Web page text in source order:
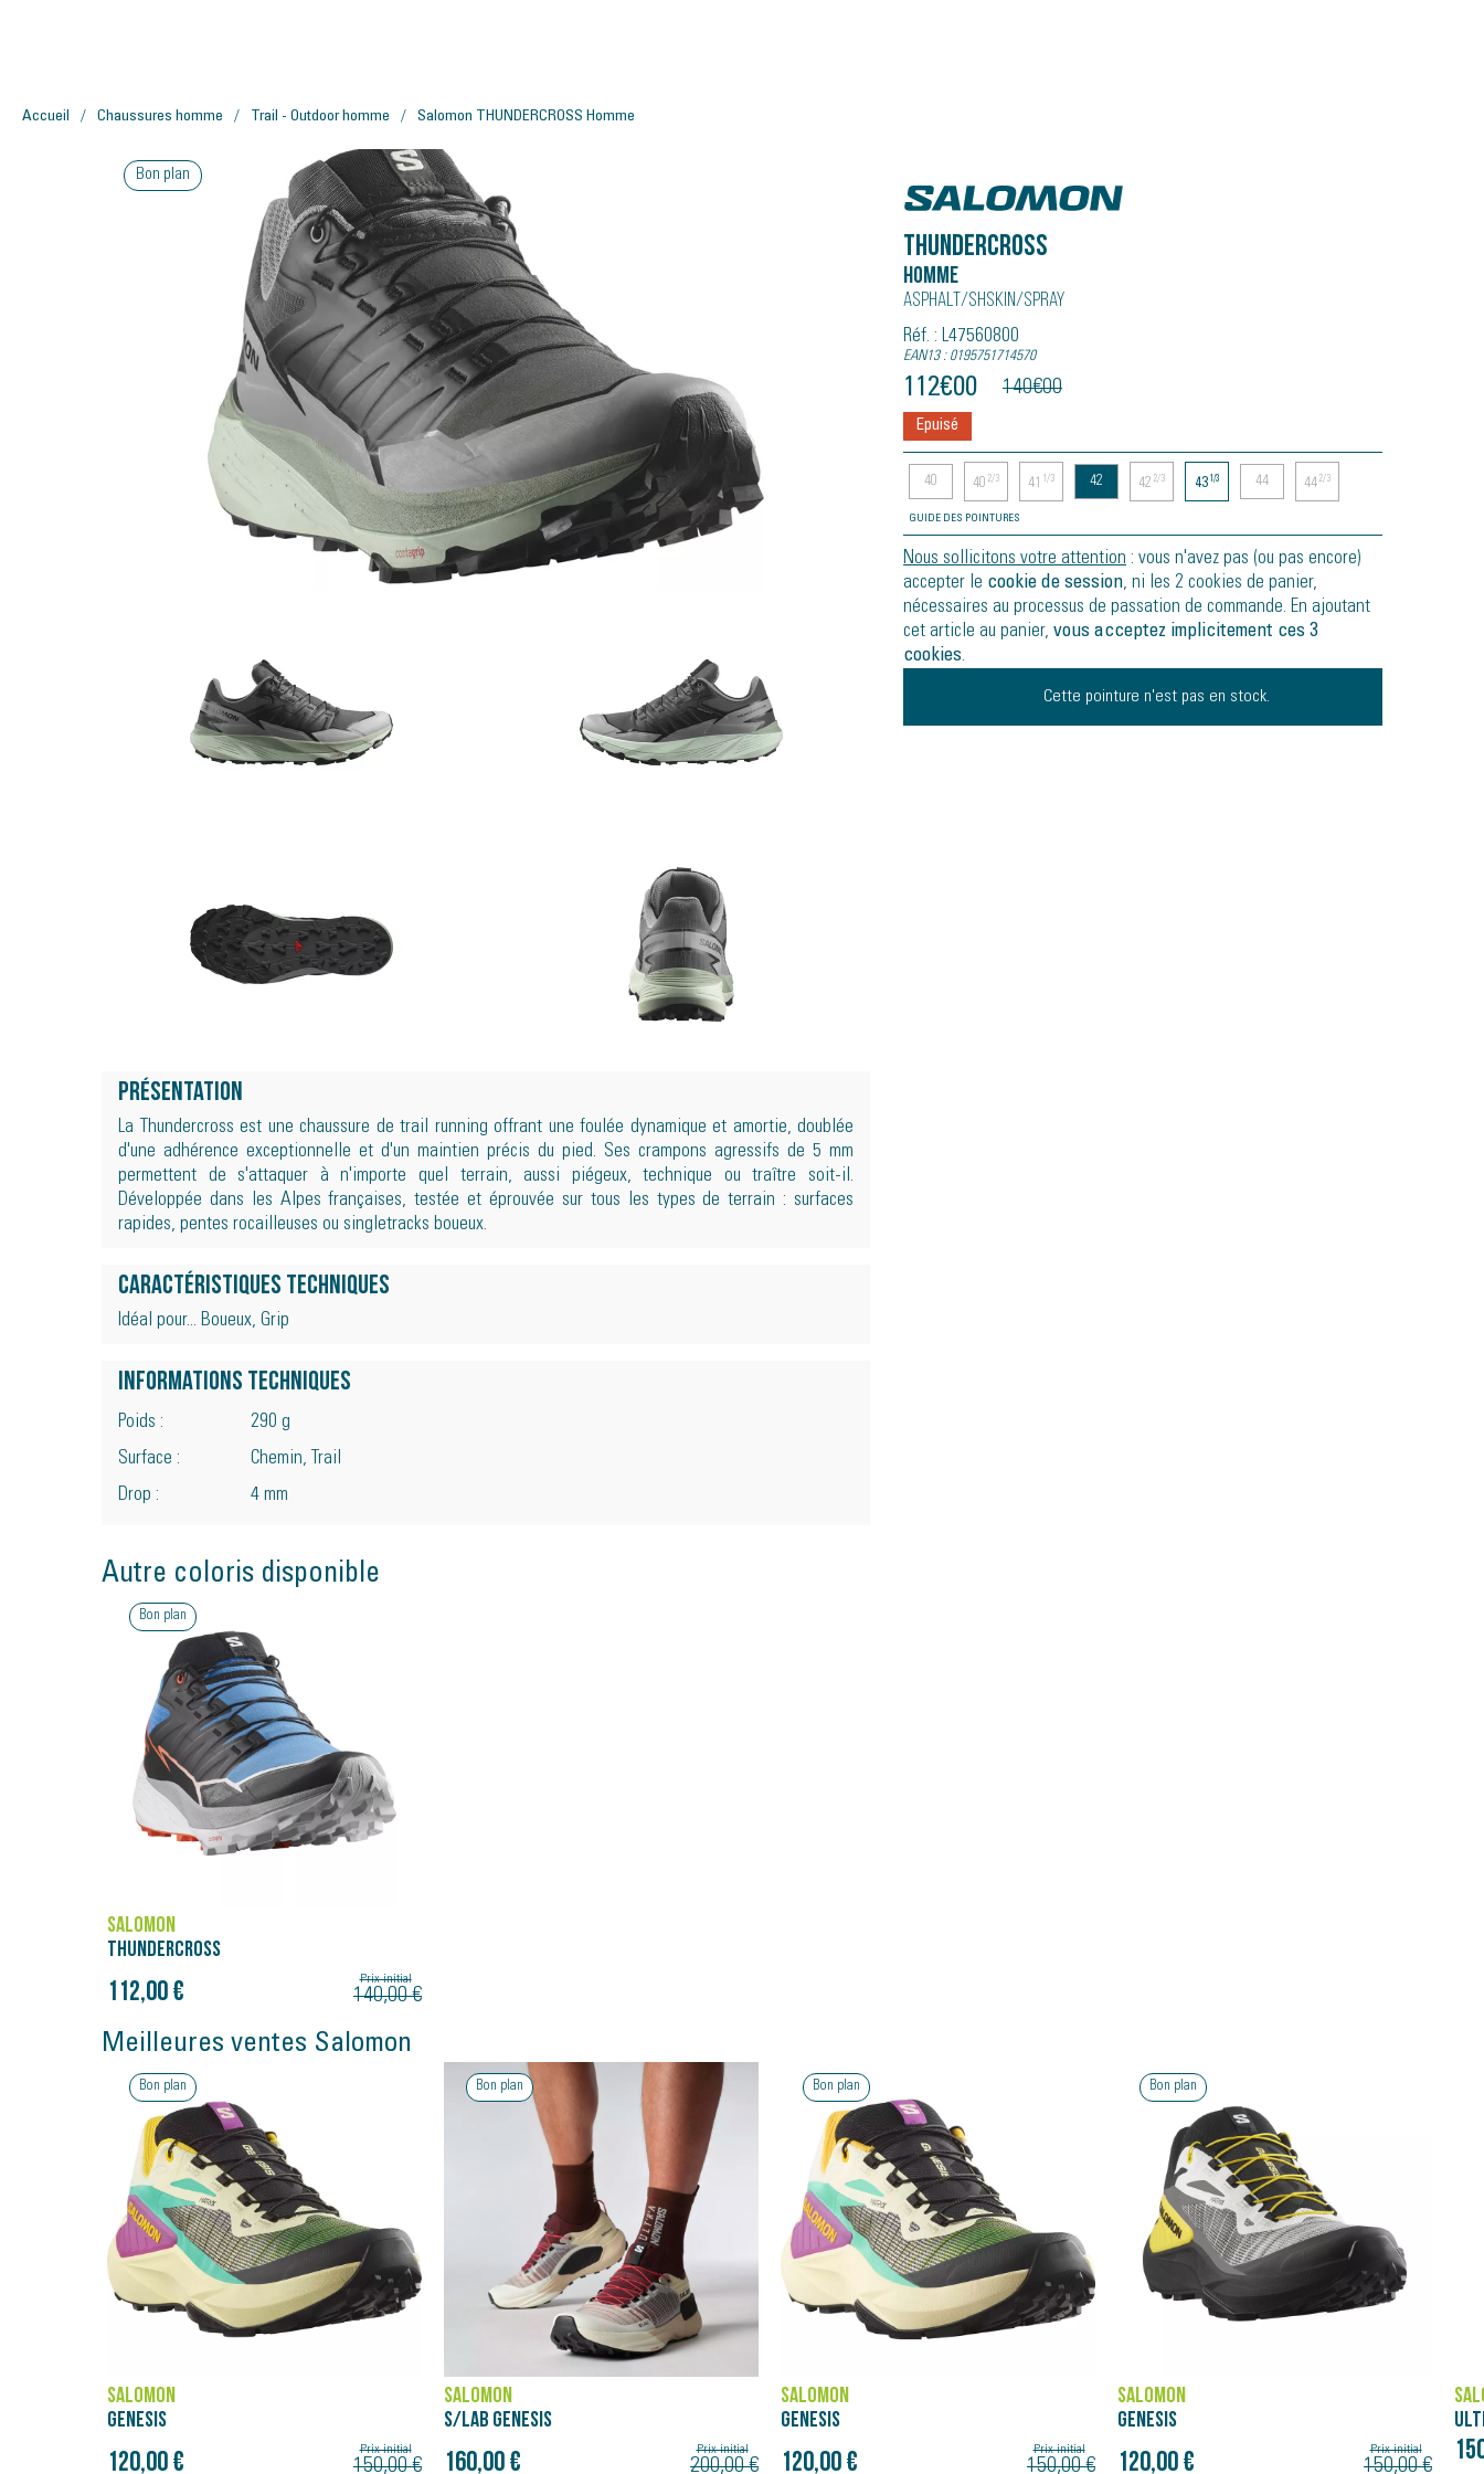
Accueil Chaussures homme Trail - Outdoor homme Salomon THUNDERCROSS Homme
Salomon
THUNDERCROSS
Homme
Asphalt/shskin/spray
Réf. : L47560800
EAN13 : 0195751714570
112€00 140€00
Epuisé
40 402/3 41 1/3 42 422/3 43 1/3 44 442/3
GUIDE DES POINTURES
Nous sollicitons votre attention : vous n'avez pas (ou pas encore)
accepter le cookie de session, ni les 2 cookies de panier,
nécessaires au processus de passation de commande. En ajoutant
cet article au panier, vous acceptez implicitement ces 3
cookies.
Cette pointure n'est pas en stock.
Bon plan
Présentation
La Thundercross est une chaussure de trail running offrant une foulée dynamique et amortie, doublée
d'une adhérence exceptionnelle et d'un maintien précis du pied. Ses crampons agressifs de 5 mm
permettent de s'attaquer à n'importe quel terrain, aussi piégeux, technique ou traître soit-il.
Développée dans les Alpes françaises, testée et éprouvée sur tous les types de terrain : surfaces
rapides, pentes rocailleuses ou singletracks boueux.
Caractéristiques techniques
Idéal pour... Boueux, Grip
Informations techniques
Poids :
290 g
Surface :
Chemin, Trail
Drop :
4 mm
Autre coloris disponible
Bon plan
SALOMON
THUNDERCROSS
112,00 € Prix initial
140,00 €
Meilleures ventes Salomon
Bon plan
SALOMON
S/LAB GENESIS
160,00 € Prix initial
200,00 €
Bon plan
SALOMON
GENESIS
120,00 € Prix initial
150,00 €
Bon plan
SALOMON
GENESIS
120,00 € Prix initial
150,00 €
SALOMON
ULTRA GLIDE 4
150,00 €